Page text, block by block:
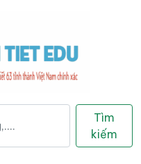
Tìm
kiếm